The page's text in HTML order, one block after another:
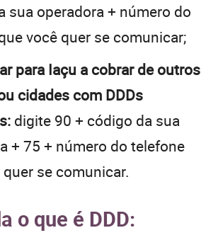
sua operadora + número do
você quer se comunicar;
para Iaçu a cobrar de outros
cidades com DDDs
digite 90 + código da sua
+ 75 + número do telefone
se comunicar.
o que é DDD: